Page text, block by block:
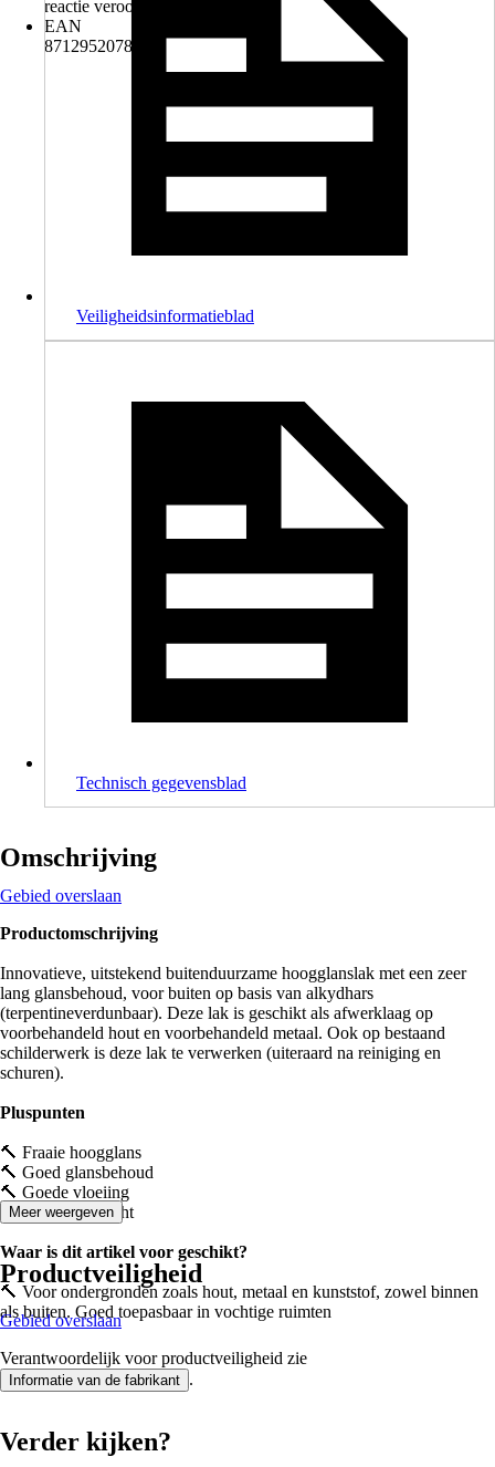
reactie veroorzaken.
EAN
8712952078298
Veiligheidsinformatieblad
Technisch gegevensblad
Omschrijving
Gebied overslaan
Productomschrijving
Innovatieve, uitstekend buitenduurzame hoogglanslak met een zeer
lang glansbehoud, voor buiten op basis van alkydhars
(terpentineverdunbaar). Deze lak is geschikt als afwerklaag op
voorbehandeld hout en voorbehandeld metaal. Ook op bestaand
schilderwerk is deze lak te verwerken (uiteraard na reiniging en
schuren).
Pluspunten
🔨 Fraaie hoogglans
🔨 Goed glansbehoud
🔨 Goede vloeiing
🔨 Hoge dekkracht
Waar is dit artikel voor geschikt?
🔨 Voor ondergronden zoals hout, metaal en kunststof, zowel binnen
als buiten. Goed toepasbaar in vochtige ruimten
Meer weergeven
Productveiligheid
Gebied overslaan
Verantwoordelijk voor productveiligheid zie
Informatie van de fabrikant .
Verder kijken?